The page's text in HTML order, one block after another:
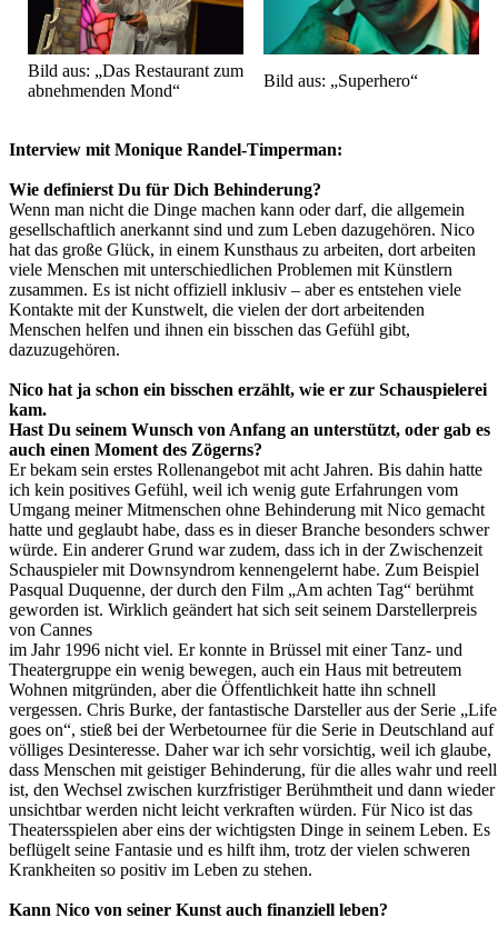
Bild aus: „Das Restaurant zum
abnehmenden Mond“
Bild aus: „Superhero“
Interview mit Monique Randel-Timperman:
Wie definierst Du für Dich Behinderung?
Wenn man nicht die Dinge machen kann oder darf, die allgemein
gesellschaftlich anerkannt sind und zum Leben dazugehören. Nico
hat das große Glück, in einem Kunsthaus zu arbeiten, dort arbeiten
viele Menschen mit unterschiedlichen Problemen mit Künstlern
zusammen. Es ist nicht offiziell inklusiv – aber es entstehen viele
Kontakte mit der Kunstwelt, die vielen der dort arbeitenden
Menschen helfen und ihnen ein bisschen das Gefühl gibt,
dazuzugehören.
Nico hat ja schon ein bisschen erzählt, wie er zur Schauspielerei
kam.
Hast Du seinem Wunsch von Anfang an unterstützt, oder gab es
auch einen Moment des Zögerns?
Er bekam sein erstes Rollenangebot mit acht Jahren. Bis dahin hatte
ich kein positives Gefühl, weil ich wenig gute Erfahrungen vom
Umgang meiner Mitmenschen ohne Behinderung mit Nico gemacht
hatte und geglaubt habe, dass es in dieser Branche besonders schwer
würde. Ein anderer Grund war zudem, dass ich in der Zwischenzeit
Schauspieler mit Downsyndrom kennengelernt habe. Zum Beispiel
Pasqual Duquenne, der durch den Film „Am achten Tag“ berühmt
geworden ist. Wirklich geändert hat sich seit seinem Darstellerpreis
von Cannes
im Jahr 1996 nicht viel. Er konnte in Brüssel mit einer Tanz- und
Theatergruppe ein wenig bewegen, auch ein Haus mit betreutem
Wohnen mitgründen, aber die Öffentlichkeit hatte ihn schnell
vergessen. Chris Burke, der fantastische Darsteller aus der Serie „Life
goes on“, stieß bei der Werbetournee für die Serie in Deutschland auf
völliges Desinteresse. Daher war ich sehr vorsichtig, weil ich glaube,
dass Menschen mit geistiger Behinderung, für die alles wahr und reell
ist, den Wechsel zwischen kurzfristiger Berühmtheit und dann wieder
unsichtbar werden nicht leicht verkraften würden. Für Nico ist das
Theatersspielen aber eins der wichtigsten Dinge in seinem Leben. Es
beflügelt seine Fantasie und es hilft ihm, trotz der vielen schweren
Krankheiten so positiv im Leben zu stehen.
Kann Nico von seiner Kunst auch finanziell leben?